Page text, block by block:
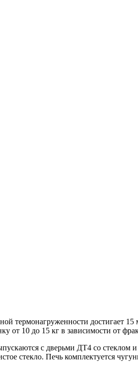
термонагруженности достигает
от 10 до 15 кг в зависимости от
с дверьми ДТ4 со стеклом
стекло. Печь комплектуется